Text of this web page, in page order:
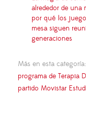
alrededor de una
por qué los
mesa siguen
generaciones
Más en esta categoría:
programa de Terapia
partido Movistar